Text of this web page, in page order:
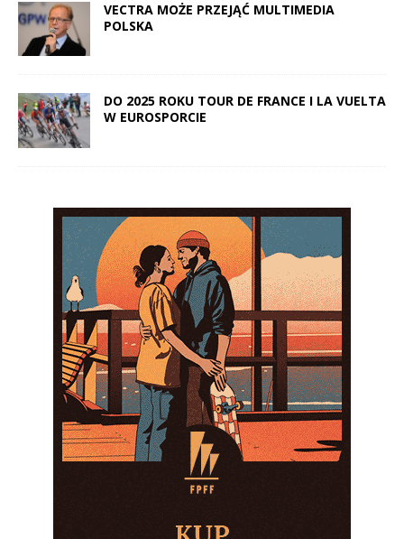
VECTRA MOŻE PRZEJĄĆ MULTIMEDIA
POLSKA
DO 2025 ROKU TOUR DE FRANCE I LA VUELTA
W EUROSPORCIE